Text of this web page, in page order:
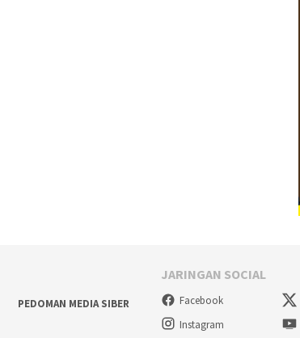
PEDOMAN MEDIA SIBER
JARINGAN SOCIAL
Facebook
Instagram